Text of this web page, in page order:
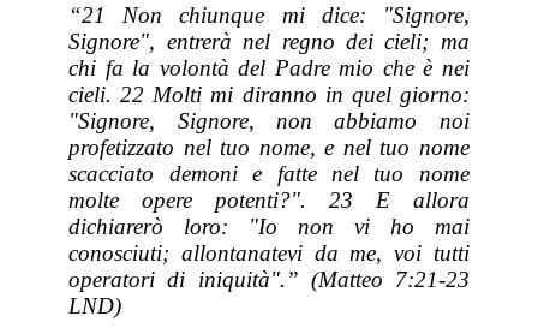
“21 Non chiunque mi dice: "Signore,
Signore", entrerà nel regno dei cieli; ma
chi fa la volontà del Padre mio che è nei
cieli. 22 Molti mi diranno in quel giorno:
"Signore, Signore, non abbiamo noi
profetizzato nel tuo nome, e nel tuo nome
scacciato demoni e fatte nel tuo nome
molte opere potenti?". 23 E allora
dichiarerò loro: "Io non vi ho mai
conosciuti; allontanatevi da me, voi tutti
operatori di iniquità".” (Matteo 7:21-23
LND)